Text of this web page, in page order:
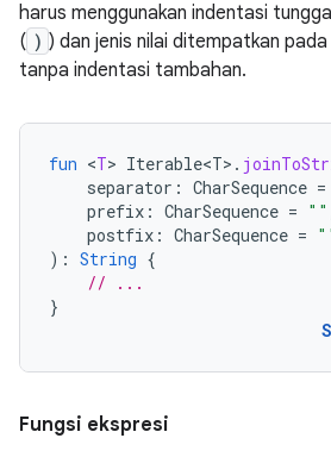
harus menggunakan indentasi
( ) ) dan jenis nilai ditempatkan
tanpa indentasi tambahan.
fun <T> Iterable<T> .
separator : CharSequence =
prefix : CharSequence = ""
postfix : CharSequence =
): String {
// ...
}
Fungsi ekspresi